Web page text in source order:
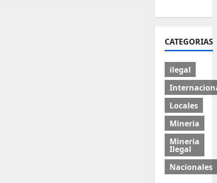
CATEGORIAS
ilegal
Locales
Mineria
Mineria
Ilegal
Nacionales